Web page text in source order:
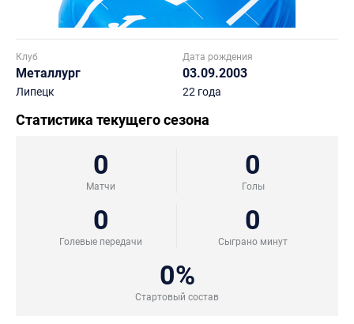
Клуб
Металлург
Липецк
Дата рождения
03.09.2003
22 года
Статистика текущего сезона
0
Матчи
0
Голы
0
Голевые передачи
0
Сыграно минут
0%
Стартовый состав